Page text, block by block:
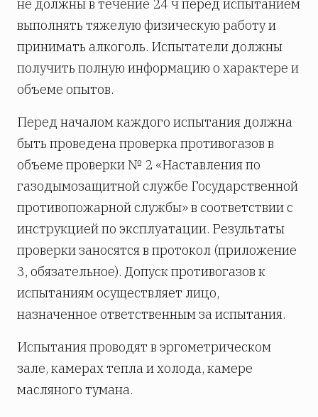
не должны в течение 24 ч перед испытанием
выполнять тяжелую физическую работу и
принимать алкоголь. Испытатели должны
получить полную информацию о характере и
объеме опытов.
Перед началом каждого испытания должна
быть проведена проверка противогазов в
объеме проверки № 2 «Наставления по
газодымозащитной службе Государственной
противопожарной службы» в соответствии с
инструкцией по эксплуатации. Результаты
проверки заносятся в протокол (приложение
3, обязательное). Допуск противогазов к
испытаниям осуществляет лицо,
назначенное ответственным за испытания.
Испытания проводят в эргометрическом
зале, камерах тепла и холода, камере
масляного тумана.